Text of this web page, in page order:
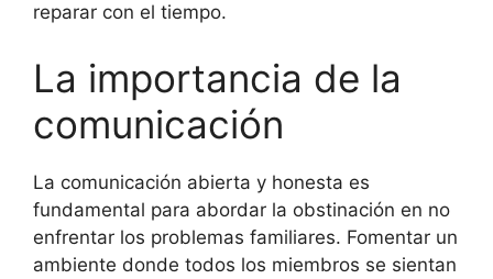
reparar con el tiempo.
La importancia de la
comunicación
La comunicación abierta y honesta es
fundamental para abordar la obstinación en no
enfrentar los problemas familiares. Fomentar un
ambiente donde todos los miembros se sientan